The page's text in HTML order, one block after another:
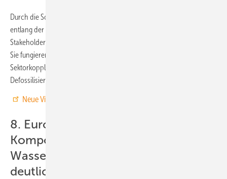
Durch die Schaffung lokaler Projekte würden komplexe Technologien
entlang der gesamten Wertschöpfungskette für unterschiedliche
Stakeholder risikoärmer erprobt, demonstriert und skaliert werden.
Sie fungieren heute als Innovationszentren, dienen der
Sektorkopplung und sind Katalysatoren für die gleichzeitige
Defossilisierung mehrerer Sektoren in einer Region
Neue Videos zur Energiewende – schnell und gut informiert!
8. Europäische und internationale
Komponente des
Wasserstoffhochlaufs wird eine
deutlich größere Rolle spielen